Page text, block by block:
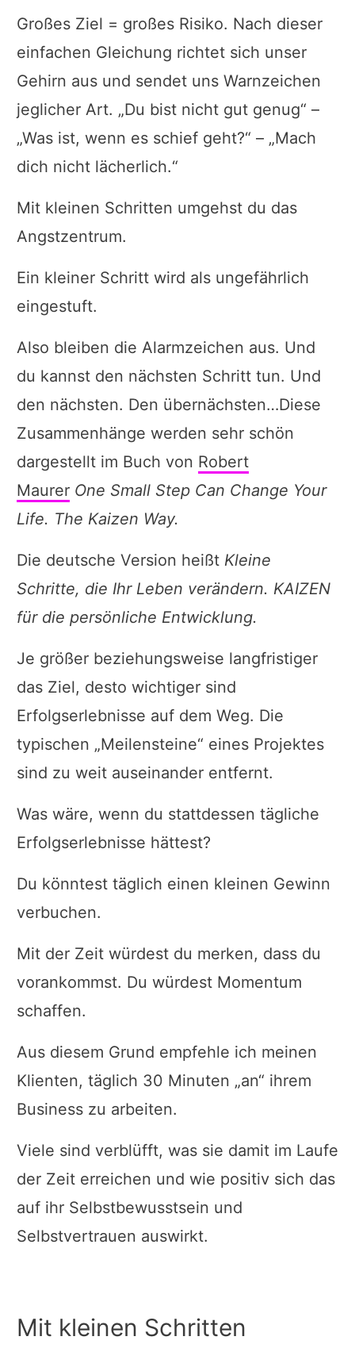
Großes Ziel = großes Risiko. Nach dieser
einfachen Gleichung richtet sich unser
Gehirn aus und sendet uns Warnzeichen
jeglicher Art. „Du bist nicht gut genug“ –
„Was ist, wenn es schief geht?“ – „Mach
dich nicht lächerlich.“
Mit kleinen Schritten umgehst du das
Angstzentrum.
Ein kleiner Schritt wird als ungefährlich
eingestuft.
Also bleiben die Alarmzeichen aus. Und
du kannst den nächsten Schritt tun. Und
den nächsten. Den übernächsten…Diese
Zusammenhänge werden sehr schön
dargestellt im Buch von Robert
Maurer One Small Step Can Change Your
Life. The Kaizen Way.
Die deutsche Version heißtKleine
Schritte, die Ihr Leben verändern. KAIZEN
für die persönliche Entwicklung.
Je größer beziehungsweise langfristiger
das Ziel, desto wichtiger sind
Erfolgserlebnisse auf dem Weg. Die
typischen „Meilensteine“ eines Projektes
sind zu weit auseinander entfernt.
Was wäre, wenn du stattdessen tägliche
Erfolgserlebnisse hättest?
Du könntest täglich einen kleinen Gewinn
verbuchen.
Mit der Zeit würdest du merken, dass du
vorankommst. Du würdest Momentum
schaffen.
Aus diesem Grund empfehle ich meinen
Klienten, täglich 30 Minuten „an“ ihrem
Business zu arbeiten.
Viele sind verblüfft, was sie damit im Laufe
der Zeit erreichen und wie positiv sich das
auf ihr Selbstbewusstsein und
Selbstvertrauen auswirkt.
Mit kleinen Schritten